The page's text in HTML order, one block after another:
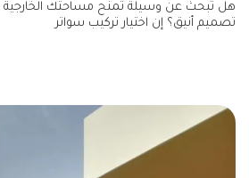
هل تبحث عن وسيلة تمنح مساحتك
تصميم أنيق؟ إن اختيار تركيب سواتر